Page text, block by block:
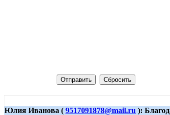
Юлия Иванова ( 9517091878@mail.ru ):